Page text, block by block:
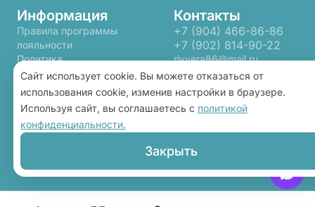
Информация
Правила программы
лояльности
Политика
конфиденциальности
Контакты
+7 (904) 466-86-86
+7 (902) 814-90-22
rivyera86@mail.ru
2026 ©
цветов в Ханты-Мансийске. Сайт создан на
платформеФлория.
Сайт использует cookie. Вы можете отказаться от
использования cookie, изменив настройки в браузере.
Используя сайт, вы соглашаетесь с политикой
конфиденциальности.
Закрыть